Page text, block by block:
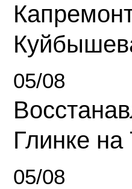
05/08
Глинке
05/08